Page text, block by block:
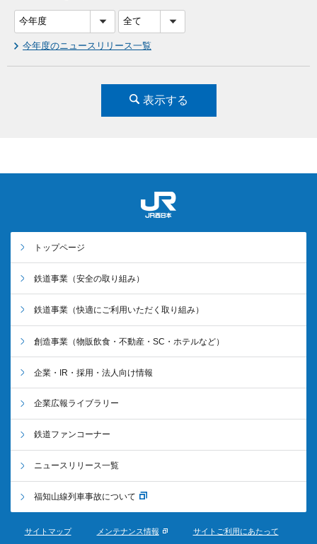
今年度のニュースリリース一覧
表示する
トップページ
鉄道事業 （安全の取り組み）
鉄道事業 （快適にご利用いただく取り組み）
創造事業 （物販飲食・不動産・SC・ホテルなど）
企業・IR・採用・法人向け情報
企業広報ライブラリー
鉄道ファンコーナー
ニュースリリース一覧
福知山線列車事故について
サイトマップ メンテナンス情報 サイトご利用にあたって